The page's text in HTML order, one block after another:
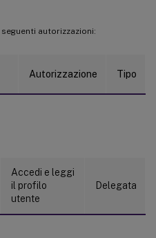
autorizzazioni:
Autorizzazione Tipo
Accedi e leggi
il profilo
utente
Delegata